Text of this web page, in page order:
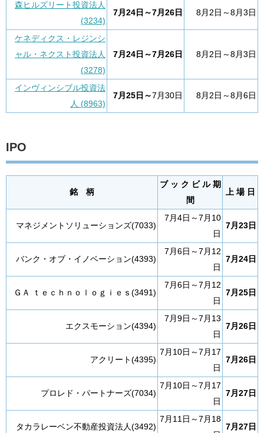
森ヒルズリート投資法人
(3234)
7月24日～7月26日 8月2日～8月3日
ケネディクス・レジンシ
ャル・ネクスト投資法人
(3278)
7月24日～7月26日 8月2日～8月3日
インヴィンシブル投資法
人 (8963)
7月25日～7月30日 8月2日～8月6日
IPO
銘 柄
ブ ッ ク ビ ル 期
間
上 場 日
マネジメントソリューションズ(7033)
7月4日～7月10
日
7月23日
バンク・オブ・イノベーション(4393)
7月6日～7月12
日
7月24日
ＧＡ ｔｅｃｈｎｏｌｏｇｉｅｓ(3491)
7月6日～7月12
日
7月25日
エクスモーション(4394)
7月9日～7月13
日
7月26日
アクリート(4395)
7月10日～7月17
日
7月26日
プロレド・パートナーズ(7034)
7月10日～7月17
日
7月27日
タカラレーベン不動産投資法人(3492)
7月11日～7月18
7月27日